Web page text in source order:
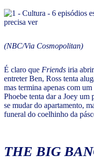
(NBC/Via Cosmopolitan)
É claro que Friends iria
entreter Ben, Ross tenta
mas termina apenas com
Phoebe tenta dar a Joey um
se mudar do apartamento,
funeral do coelhinho da
THE BIG